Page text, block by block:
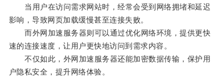
当用户在访问需求网站时，经常会受到网络拥堵和延迟
影响，导致网页加载缓慢甚至连接失败。
而外网加速服务器则可以通过优化网络环境，提供更快
速的连接速度，让用户更快地访问到需求内容。
不仅如此，外网加速服务器还能加密数据传输，保护用
户隐私安全，提升网络体验。